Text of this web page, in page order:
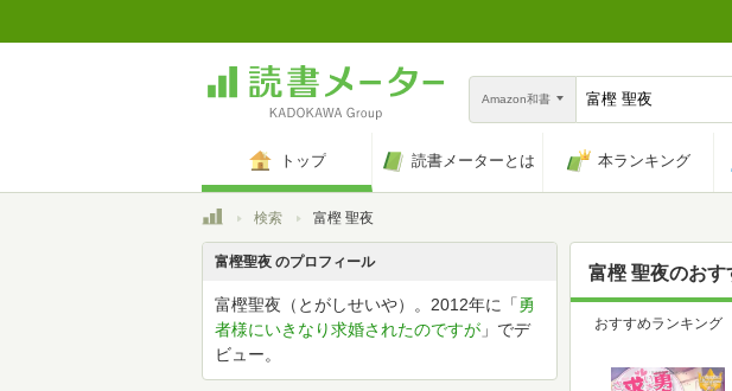
Amazon和書
トップ 読書メーターとは 本ランキング
トップ検索 富樫 聖夜
富樫 聖夜のおす
おすすめランキング
富樫聖夜 のプロフィール
富樫聖夜（とがしせいや）。2012年に「勇
者様にいきなり求婚されたのですが 」でデ
ビュー。